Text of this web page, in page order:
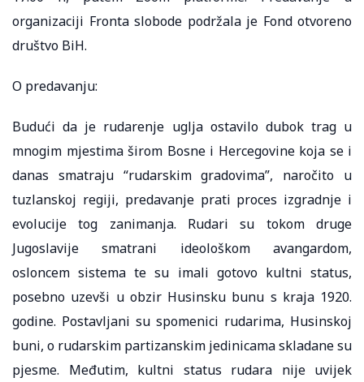
organizaciji Fronta slobode podržala je Fond otvoreno
društvo BiH.
O predavanju:
Budući da je rudarenje uglja ostavilo dubok trag u
mnogim mjestima širom Bosne i Hercegovine koja se i
danas smatraju “rudarskim gradovima”, naročito u
tuzlanskoj regiji, predavanje prati proces izgradnje i
evolucije tog zanimanja. Rudari su tokom druge
Jugoslavije smatrani ideološkom avangardom,
osloncem sistema te su imali gotovo kultni status,
posebno uzevši u obzir Husinsku bunu s kraja 1920.
godine. Postavljani su spomenici rudarima, Husinskoj
buni, o rudarskim partizanskim jedinicama skladane su
pjesme. Međutim, kultni status rudara nije uvijek